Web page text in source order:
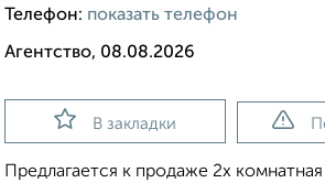
Телефон: показать телефон
Агентство, 08.08.2026
В закладки
Предлагается к продаже 2х